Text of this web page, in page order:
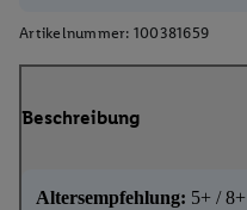
Artikelnummer: 100381659
Beschreibung
Altersempfehlung: 5+ / 8+